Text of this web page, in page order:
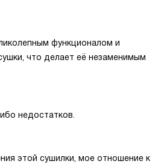
функционалом и
что делает её незаменимым
недостатков.
этой сушилки, мое отношение к